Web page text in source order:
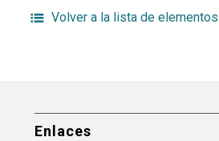
Volver a la lista de elementos
Enlaces